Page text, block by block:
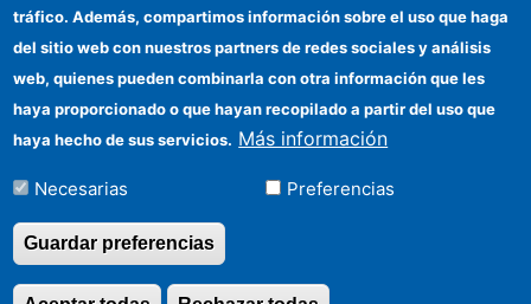
Ayudas FEDER
Organismos financiadores
Contacto
Cómo llegar
tráfico. Además, compartimos información sobre el uso que haga
del sitio web con nuestros partners de redes sociales y análisis
web, quienes pueden combinarla con otra información que les
haya proporcionado o que hayan recopilado a partir del uso que
haya hecho de sus servicios. Más información
Necesarias Preferencias
Guardar preferencias